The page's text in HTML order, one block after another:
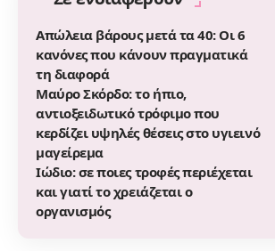
Απώλεια βάρους μετά τα 40: Οι 6
κανόνες που κάνουν πραγματικά
τη διαφορά
Μαύρο Σκόρδο: το ήπιο,
αντιοξειδωτικό τρόφιμο που
κερδίζει υψηλές θέσεις στο υγιεινό
μαγείρεμα
Ιώδιο: σε ποιες τροφές περιέχεται
και γιατί το χρειάζεται ο
οργανισμός